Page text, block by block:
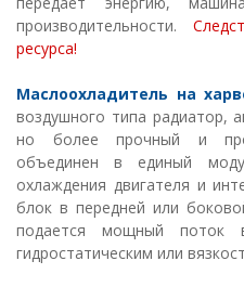
производительности.
ресурса!
Маслоохладитель на
воздушного типа радиатор,
но более прочный и
объединен в единый
охлаждения двигателя и
блок в передней или
подается мощный поток
гидростатическим или